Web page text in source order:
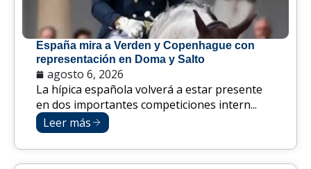
España mira a Verden y Copenhague con
representación en Doma y Salto
agosto 6, 2026
La hípica española volverá a estar presente
en dos importantes competiciones intern...
Leer más